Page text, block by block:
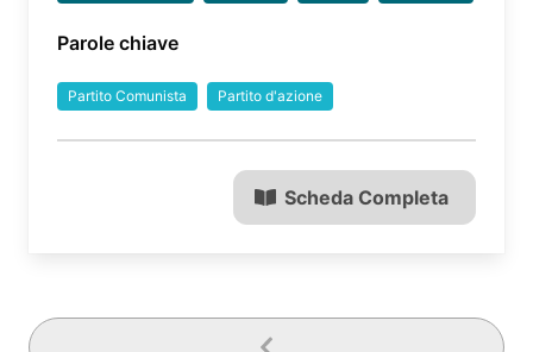
Parole chiave
Partito Comunista Partito d'azione
Scheda Completa